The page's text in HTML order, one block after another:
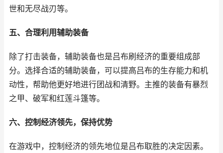
世和无尽战刃等。
五、合理利用辅助装备
除了打击装备，辅助装备也是吕布刷经济的重要组成部
分。选择合适的辅助装备，可以提高吕布的生存能力和机
动性，帮助他更好地进行团战和清野。主推的装备有暴烈
之甲、破军和红莲斗篷等。
六、控制经济领先，保持优势
在游戏中，控制经济的领先地位是吕布取胜的决定因素。